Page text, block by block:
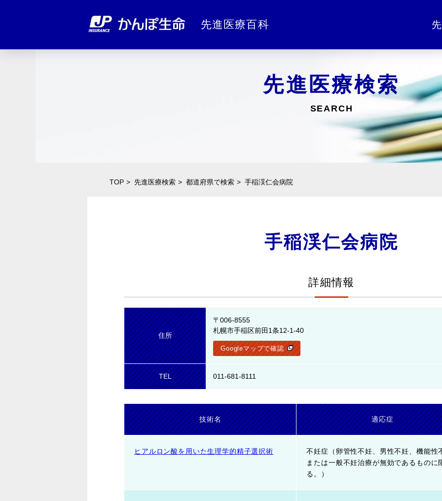
先進医療百科
先進医療検索
SEARCH
TOP 先進医療検索 都道府県で検索 手稲渓仁会病院
手稲渓仁会病院
詳細情報
住所
〒006-8555
札幌市手稲区前田1条12-1-40
Googleマップで確認
TEL 011-681-8111
技術名 適応症
ヒアルロン酸を用いた生理学的精子選択術
不妊症（卵管性不妊、男性不妊、機能性
または一般不妊治療が無効であるものに
る。）